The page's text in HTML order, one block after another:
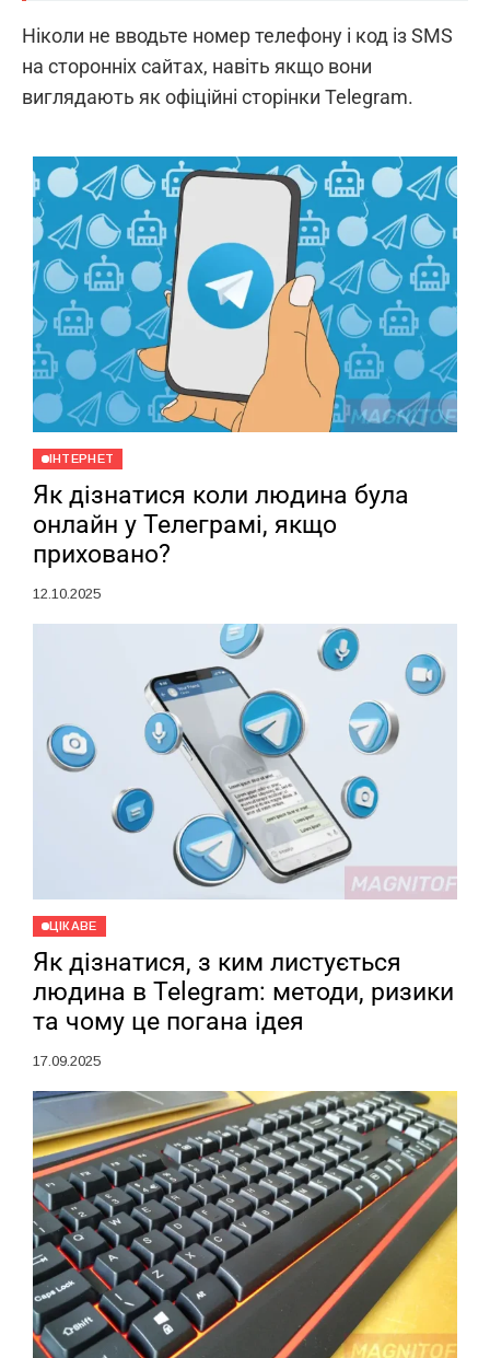
Ніколи не вводьте номер телефону і код із SMS
на сторонніх сайтах, навіть якщо вони
виглядають як офіційні сторінки Telegram.
ІНТЕРНЕТ
Як дізнатися коли людина була
онлайн у Телеграмі, якщо
приховано?
12.10.2025
ЦІКАВЕ
Як дізнатися, з ким листується
людина в Telegram: методи, ризики
та чому це погана ідея
17.09.2025